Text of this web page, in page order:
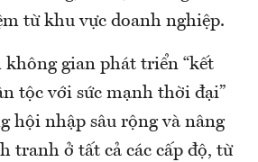
từ khu vực doanh nghiệp.
không gian phát triển “kết
tộc với sức mạnh thời đại”
hội nhập sâu rộng và nâng
tranh ở tất cả các cấp độ, từ